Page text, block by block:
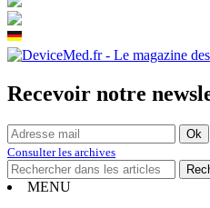
Recevoir notre
Consulter les archives
MENU